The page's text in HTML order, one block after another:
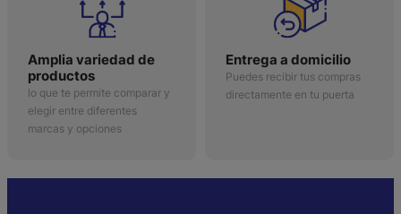
Amplia variedad de
productos
lo que te permite comparar y
elegir entre diferentes
marcas y opciones
Entrega a domicilio
Puedes recibir tus compras
directamente en tu puerta